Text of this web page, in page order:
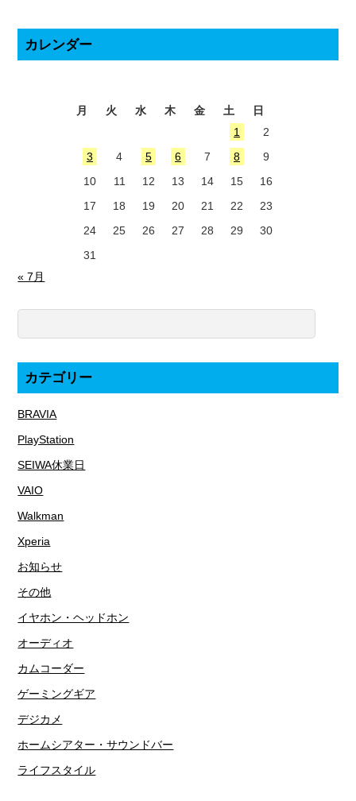
カレンダー
月 火 水 木 金 土
日
1
2
3
4 5 6 7 8
9
10
11 12 13 14 15
16
17
18 19 20 21 22
23
24
25 26 27 28 29
30
31
« 7月
カテゴリー
BRAVIA
PlayStation
SEIWA休業日
VAIO
Walkman
Xperia
お知らせ
その他
イヤホン・ヘッドホン
オーディオ
カムコーダー
ゲーミングギア
デジカメ
ホームシアター・サウンドバー
ライフスタイル